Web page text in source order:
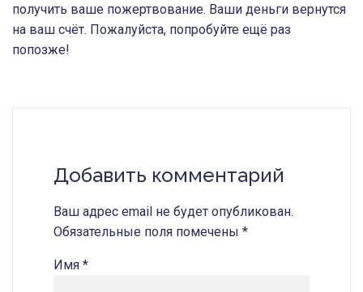
получить ваше пожертвование. Ваши деньги вернутся
на ваш счёт. Пожалуйста, попробуйте ещё раз
попозже!
Добавить комментарий
Ваш адрес email не будет опубликован.
Обязательные поля помечены *
Имя *